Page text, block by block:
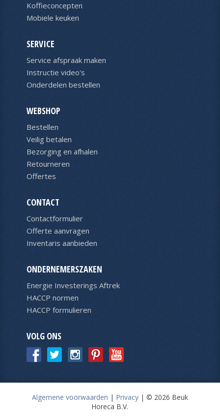
Koffieconcepten
Mobiele keuken
SERVICE
Service afspraak maken
Instructie video's
Onderdelen bestellen
WEBSHOP
Bestellen
Veilig betalen
Bezorging en afhalen
Retourneren
Offertes
CONTACT
Contactformulier
Offerte aanvragen
Inventaris aanbieden
ONDERNEMERSZAKEN
Energie Investerings Aftrek
HACCP normen
HACCP formulieren
VOLG ONS
Algemene voorwaarden | Privacy| © 2026 Beuk
Horeca B.V.